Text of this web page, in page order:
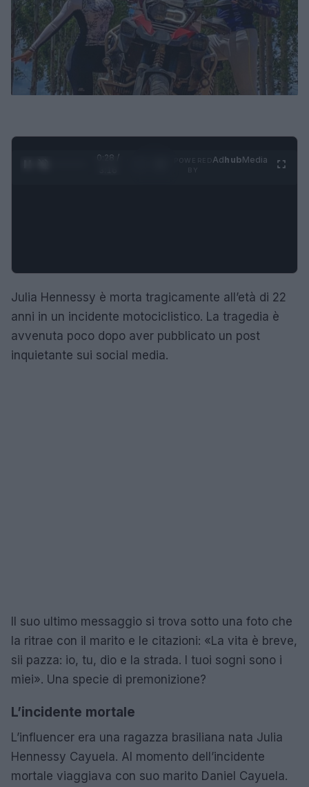
0:29 /
AdhubMedia
Julia Hennessy è morta tragicamente all’età di 22
anni in un incidente motociclistico. La tragedia è
avvenuta poco dopo aver pubblicato un post
inquietante sui social media.
Il suo ultimo messaggio si trova sotto una foto che
la ritrae con il marito e le citazioni: «La vita è breve,
sii pazza: io, tu, dio e la strada. I tuoi sogni sono i
miei». Una specie di premonizione?
L’incidente mortale
L’influencer era una ragazza brasiliana nata Julia
Hennessy Cayuela. Al momento dell’incidente
mortale viaggiava con suo marito Daniel Cayuela.